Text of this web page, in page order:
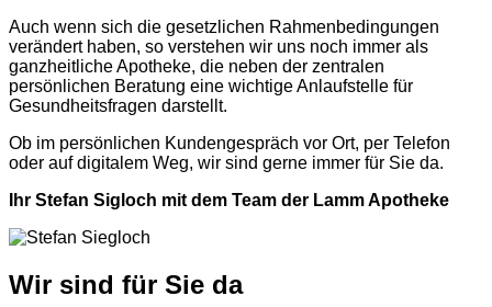
Auch wenn sich die gesetzlichen Rahmenbedingungen
verändert haben, so verstehen wir uns noch immer als
ganzheitliche Apotheke, die neben der zentralen
persönlichen Beratung eine wichtige Anlaufstelle für
Gesundheitsfragen darstellt.
Ob im persönlichen Kundengespräch vor Ort, per Telefon
oder auf digitalem Weg, wir sind gerne immer für Sie da.
Ihr Stefan Sigloch mit dem Team der Lamm Apotheke
Wir sind für Sie da